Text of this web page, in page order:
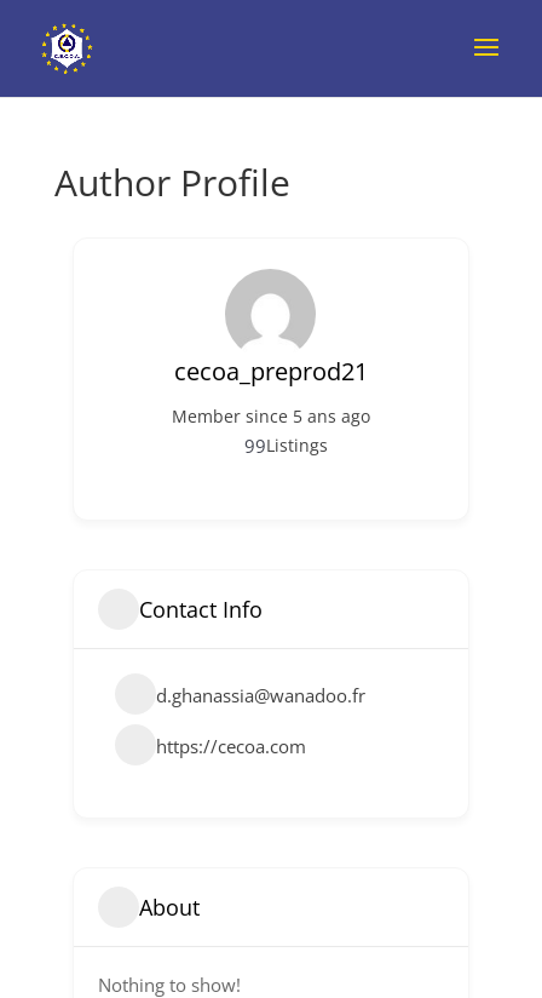
Author Profile
cecoa_preprod21
Member since 5 ans ago
99Listings
Contact Info
d.ghanassia@wanadoo.fr
https://cecoa.com
About
Nothing to show!